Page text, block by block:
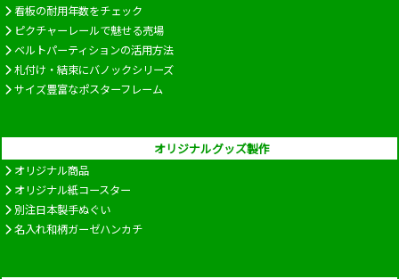
看板の耐用年数をチェック
ピクチャーレールで魅せる売場
ベルトパーティションの活用方法
札付け・結束にバノックシリーズ
サイズ豊富なポスターフレーム
オリジナルグッズ製作
オリジナル商品
オリジナル紙コースター
別注日本製手ぬぐい
名入れ和柄ガーゼハンカチ